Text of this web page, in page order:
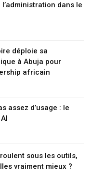
dans le
déploie sa
à Abuja pour
africain
assez d’usage : le
sous les outils,
vraiment mieux ?